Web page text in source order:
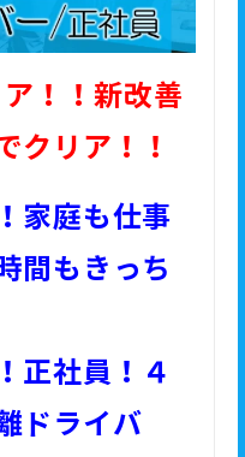
！！新改善
クリア！！
家庭も仕事
間もきっち
正社員！４
ドライバ